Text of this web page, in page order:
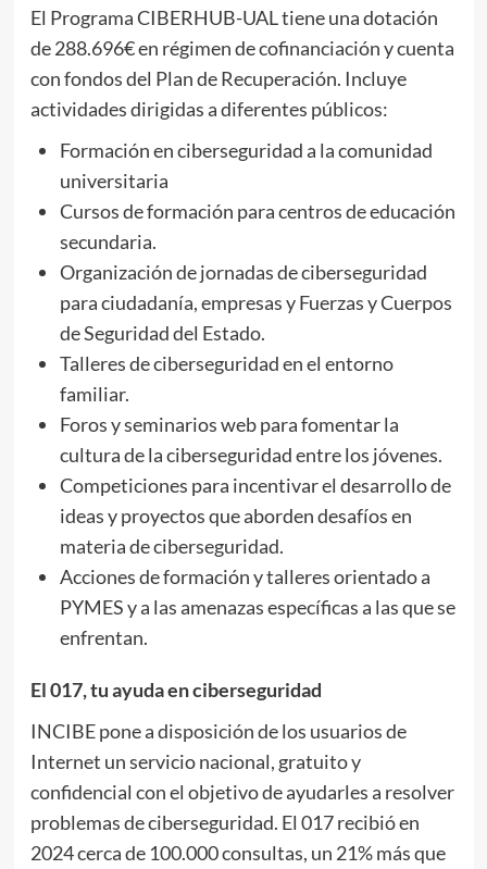
El Programa CIBERHUB-UAL tiene una dotación
de 288.696€ en régimen de cofinanciación y cuenta
con fondos del Plan de Recuperación. Incluye
actividades dirigidas a diferentes públicos:
Formación en ciberseguridad a la comunidad
universitaria
Cursos de formación para centros de educación
secundaria.
Organización de jornadas de ciberseguridad
para ciudadanía, empresas y Fuerzas y Cuerpos
de Seguridad del Estado.
Talleres de ciberseguridad en el entorno
familiar.
Foros y seminarios web para fomentar la
cultura de la ciberseguridad entre los jóvenes.
Competiciones para incentivar el desarrollo de
ideas y proyectos que aborden desafíos en
materia de ciberseguridad.
Acciones de formación y talleres orientado a
PYMES y a las amenazas específicas a las que se
enfrentan.
El 017, tu ayuda en ciberseguridad
INCIBE pone a disposición de los usuarios de
Internet un servicio nacional, gratuito y
confidencial con el objetivo de ayudarles a resolver
problemas de ciberseguridad. El 017 recibió en
2024 cerca de 100.000 consultas, un 21% más que